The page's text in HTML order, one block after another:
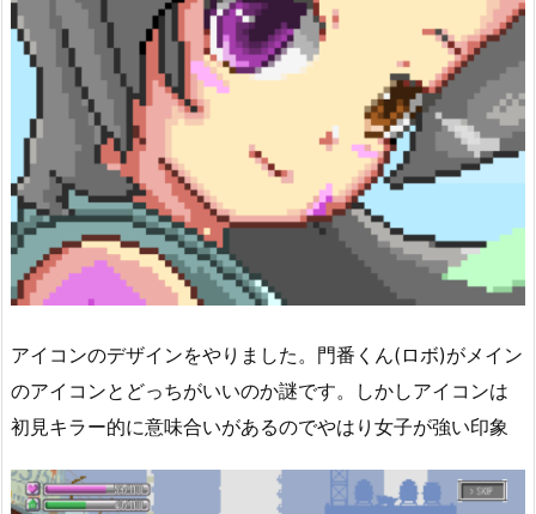
アイコンのデザインをやりました。門番くん(ロボ)がメイン
のアイコンとどっちがいいのか謎です。しかしアイコンは
初見キラー的に意味合いがあるのでやはり女子が強い印象